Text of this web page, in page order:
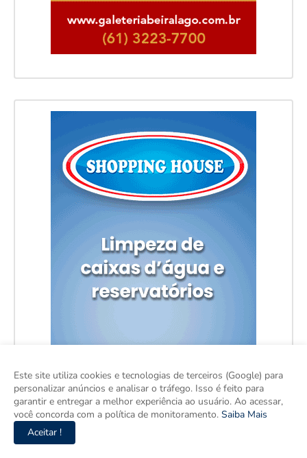
Este site utiliza cookies e tecnologias de terceiros (Google) para
personalizar anúncios e analisar o tráfego. Isso é feito para
garantir e entregar a melhor experiência ao usuário. Ao acessar,
você concorda com a política de monitoramento. Saiba Mais
Aceitar !